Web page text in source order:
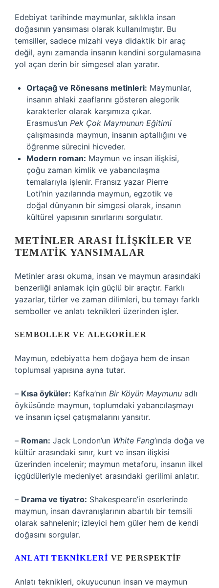
Edebiyat tarihinde maymunlar, sıklıkla insan
doğasının yansıması olarak kullanılmıştır. Bu
temsiller, sadece mizahi veya didaktik bir araç
değil, aynı zamanda insanın kendini sorgulamasına
yol açan derin bir simgesel alan yaratır.
Ortaçağ ve Rönesans metinleri: Maymunlar,
insanın ahlaki zaaflarını gösteren alegorik
karakterler olarak karşımıza çıkar.
Erasmus’un Pek Çok Maymunun Eğitimi
çalışmasında maymun, insanın aptallığını ve
öğrenme sürecini hicveder.
Modern roman: Maymun ve insan ilişkisi,
çoğu zaman kimlik ve yabancılaşma
temalarıyla işlenir. Fransız yazar Pierre
Loti’nin yazılarında maymun, egzotik ve
doğal dünyanın bir simgesi olarak, insanın
kültürel yapısının sınırlarını sorgulatır.
METINLER ARASI İLIŞKILER VE
TEMATIK YANSIMALAR
Metinler arası okuma, insan ve maymun arasındaki
benzerliği anlamak için güçlü bir araçtır. Farklı
yazarlar, türler ve zaman dilimleri, bu temayı farklı
semboller ve anlatı teknikleri üzerinden işler.
SEMBOLLER VE ALEGORILER
Maymun, edebiyatta hem doğaya hem de insan
toplumsal yapısına ayna tutar.
– Kısa öyküler: Kafka’nın Bir Köyün Maymunu adlı
öyküsünde maymun, toplumdaki yabancılaşmayı
ve insanın içsel çatışmalarını yansıtır.
– Roman: Jack London’un White Fang’ında doğa ve
kültür arasındaki sınır, kurt ve insan ilişkisi
üzerinden incelenir; maymun metaforu, insanın ilkel
içgüdüleriyle medeniyet arasındaki gerilimi anlatır.
– Drama ve tiyatro: Shakespeare’in eserlerinde
maymun, insan davranışlarının abartılı bir temsili
olarak sahnelenir; izleyici hem güler hem de kendi
doğasını sorgular.
ANLATI TEKNIKLERI VE PERSPEKTIF
Anlatı teknikleri, okuyucunun insan ve maymun